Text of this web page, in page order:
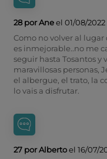
28 por Aneel 01/08/2022
Como no volver al lugar
es inmejorable..no me
seguir hasta Tosantos y
maravillosas personas,
el albergue, el trato, la
lo vais a disfrutar.
27 por Albertoel 16/07/